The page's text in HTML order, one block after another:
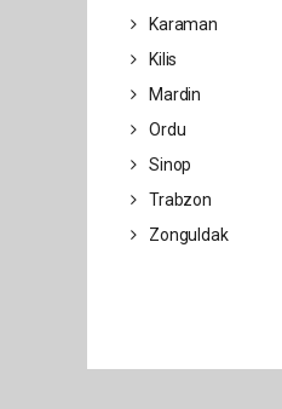
Karaman
Kilis
Mardin
Ordu
Sinop
Trabzon
Zonguldak